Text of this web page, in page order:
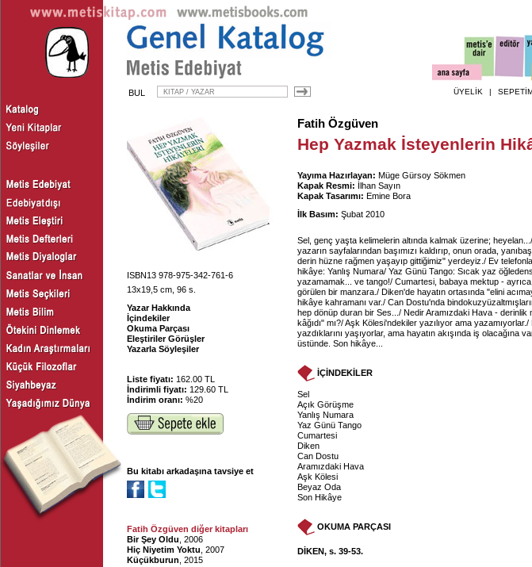
BUL ÜYELİK |
ISBN13 978-975-342-761-6
13x19,5 cm, 96 s.
Yazar Hakkında
İçindekiler
Okuma Parçası
Eleştiriler Görüşler
Yazarla Söyleşiler
Liste fiyatı: 162.00 TL
İndirimli fiyatı: 129.60 TL
İndirim oranı: %20
Bu kitabı arkadaşına tavsiye et
Fatih Özgüven diğer kitapları
Bir Şey Oldu , 2006
Hiç Niyetim Yoktu , 2007
Küçükburun , 2015
Fatih Özgüven
Hep Yazmak İsteyenlerin
Yayıma Hazırlayan: Müge Gürsoy Sökmen
Kapak Resmi: İlhan Sayın
Kapak Tasarımı: Emine Bora
İlk Basım: Şubat 2010
Sel, genç yaşta kelimelerin altında kalmak üzerine;
yazarın sayfalarından başımızı kaldırıp, onun orada,
derin hüzne rağmen yaşayıp gittiğimiz" yerdeyiz./ Ev
hikâye: Yanlış Numara/ Yaz Günü Tango: Sıcak yaz
yazamamak... ve tango!/ Cumartesi, babaya mektup -
görülen bir manzara./ Diken'de hayatın ortasında "elini
hikâye kahramanı var./ Can Dostu'nda
hep dönüp duran bir Ses.../ Nedir Aramızdaki Hava - derinlik
kâğıdı" mı?/ Aşk Kölesi'ndekiler yazılıyor ama
yazdıklarını yaşıyorlar, ama hayatın akışında iş olacağına
üstünde. Son hikâye...
İÇİNDEKİLER
Sel
Açık Görüşme
Yanlış Numara
Yaz Günü Tango
Cumartesi
Diken
Can Dostu
Aramızdaki Hava
Aşk Kölesi
Beyaz Oda
Son Hikâye
OKUMA PARÇASI
DİKEN, s. 39-53.